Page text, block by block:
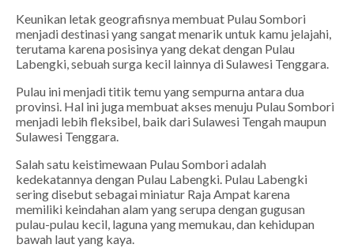
Keunikan letak geografisnya membuat Pulau Sombori
menjadi destinasi yang sangat menarik untuk kamu jelajahi,
terutama karena posisinya yang dekat dengan Pulau
Labengki, sebuah surga kecil lainnya di Sulawesi Tenggara.
Pulau ini menjadi titik temu yang sempurna antara dua
provinsi. Hal ini juga membuat akses menuju Pulau Sombori
menjadi lebih fleksibel, baik dari Sulawesi Tengah maupun
Sulawesi Tenggara.
Salah satu keistimewaan Pulau Sombori adalah
kedekatannya dengan Pulau Labengki. Pulau Labengki
sering disebut sebagai miniatur Raja Ampat karena
memiliki keindahan alam yang serupa dengan gugusan
pulau-pulau kecil, laguna yang memukau, dan kehidupan
bawah laut yang kaya.